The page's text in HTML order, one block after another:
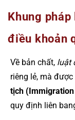
Khung
điều khoản
Về bản chất, luật
riêng lẻ, mà
tịch
quy định liên